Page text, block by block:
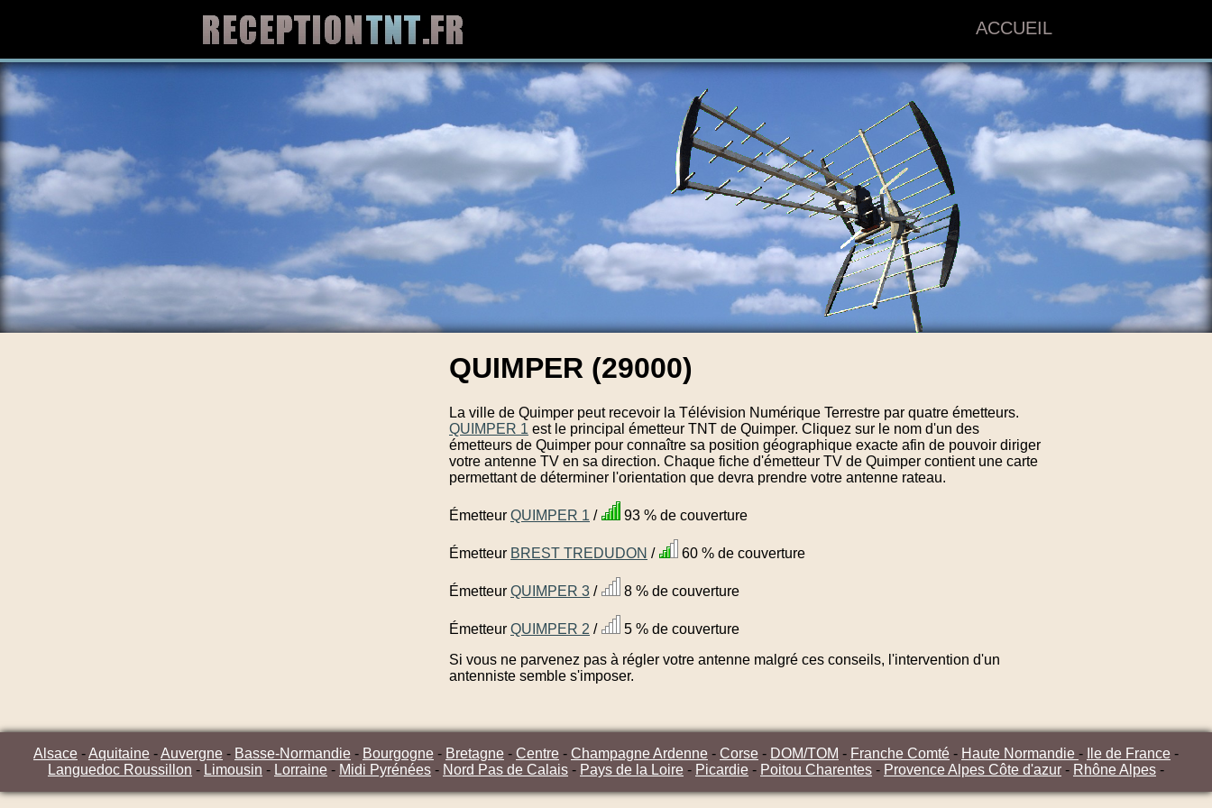
ACCUEIL
QUIMPER (29000)
La ville de Quimper peut recevoir la Télévision Numérique Terrestre par quatre émetteurs.
QUIMPER 1 est le principal émetteur TNT de Quimper. Cliquez sur le nom d'un des
émetteurs de Quimper pour connaître sa position géographique exacte afin de pouvoir diriger
votre antenne TV en sa direction. Chaque fiche d'émetteur TV de Quimper contient une carte
permettant de déterminer l'orientation que devra prendre votre antenne rateau.
Émetteur QUIMPER 1 / 93 % de couverture
Émetteur BREST TREDUDON / 60 % de couverture
Émetteur QUIMPER 3 / 8 % de couverture
Émetteur QUIMPER 2 /
5 % de couverture
Si vous ne parvenez pas à régler votre antenne malgré ces conseils, l'intervention d'un
antenniste semble s'imposer.
Alsace -Aquitaine -Auvergne - Basse-Normandie - Bourgogne - Bretagne - Centre - Champagne Ardenne - Corse - DOM/TOM - Franche Comté - Haute Normandie - Ile de France -
Languedoc Roussillon - Limousin - Lorraine - Midi Pyrénées - Nord Pas de Calais - Pays de la Loire - Picardie - Poitou Charentes - Provence Alpes Côte d'azur - Rhône Alpes -